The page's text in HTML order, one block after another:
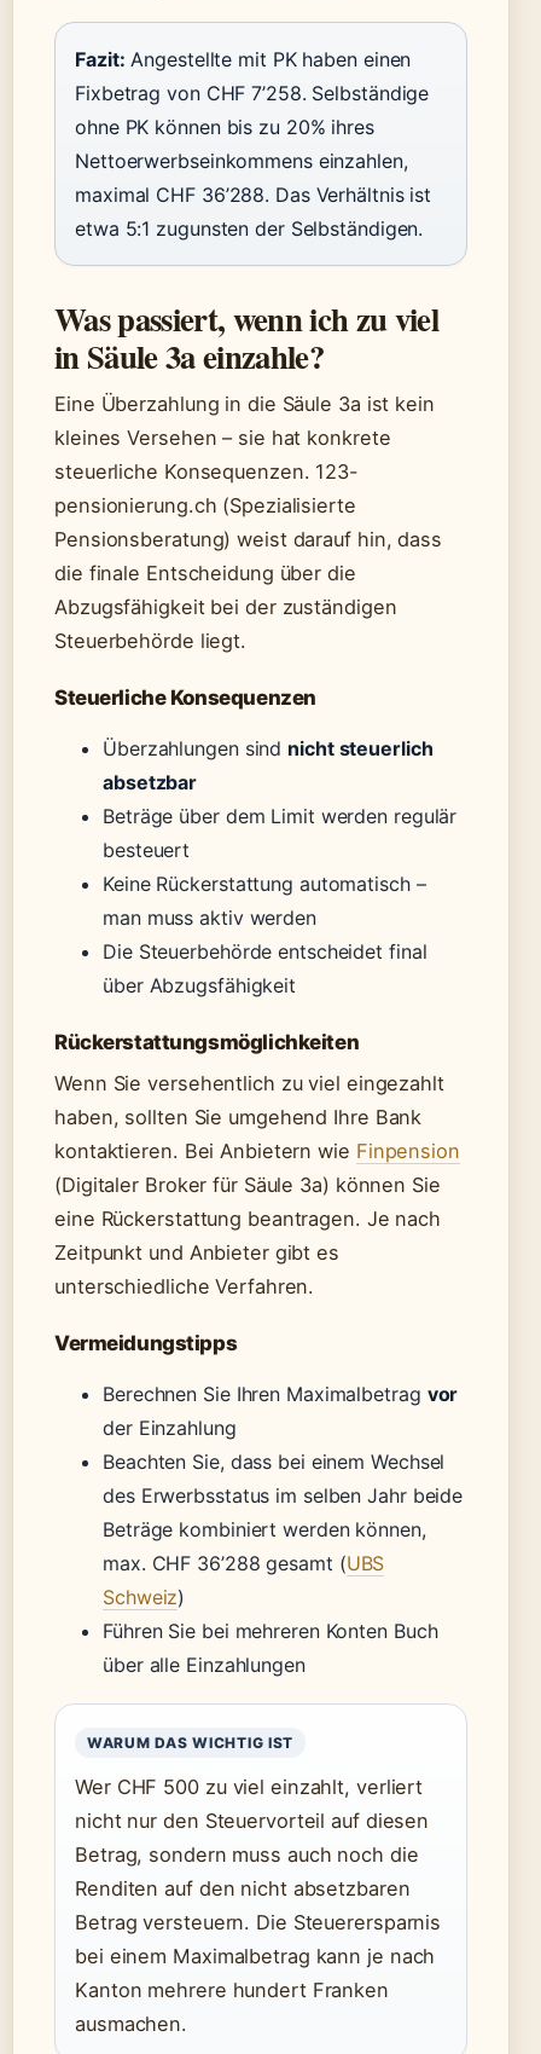
Fazit: Angestellte mit PK haben einen
Fixbetrag von CHF 7’258. Selbständige
ohne PK können bis zu 20% ihres
Nettoerwerbseinkommens einzahlen,
maximal CHF 36’288. Das Verhältnis ist
etwa 5:1 zugunsten der Selbständigen.
Was passiert, wenn ich zu viel
in Säule 3a einzahle?
Eine Überzahlung in die Säule 3a ist kein
kleines Versehen – sie hat konkrete
steuerliche Konsequenzen. 123-
pensionierung.ch (Spezialisierte
Pensionsberatung) weist darauf hin, dass
die finale Entscheidung über die
Abzugsfähigkeit bei der zuständigen
Steuerbehörde liegt.
Steuerliche Konsequenzen
Überzahlungen sind nicht steuerlich
absetzbar
Beträge über dem Limit werden regulär
besteuert
Keine Rückerstattung automatisch –
man muss aktiv werden
Die Steuerbehörde entscheidet final
über Abzugsfähigkeit
Rückerstattungsmöglichkeiten
Wenn Sie versehentlich zu viel eingezahlt
haben, sollten Sie umgehend Ihre Bank
kontaktieren. Bei Anbietern wie Finpension
(Digitaler Broker für Säule 3a) können Sie
eine Rückerstattung beantragen. Je nach
Zeitpunkt und Anbieter gibt es
unterschiedliche Verfahren.
Vermeidungstipps
Berechnen Sie Ihren Maximalbetrag vor
der Einzahlung
Beachten Sie, dass bei einem Wechsel
des Erwerbsstatus im selben Jahr beide
Beträge kombiniert werden können,
max. CHF 36’288 gesamt (UBS
Schweiz)
Führen Sie bei mehreren Konten Buch
über alle Einzahlungen
WARUM DAS WICHTIG IST
Wer CHF 500 zu viel einzahlt, verliert
nicht nur den Steuervorteil auf diesen
Betrag, sondern muss auch noch die
Renditen auf den nicht absetzbaren
Betrag versteuern. Die Steuerersparnis
bei einem Maximalbetrag kann je nach
Kanton mehrere hundert Franken
ausmachen.